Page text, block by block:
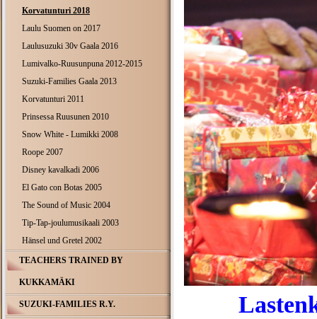
Korvatunturi 2018
Laulu Suomen on 2017
Laulusuzuki 30v Gaala 2016
Lumivalko-Ruusunpuna 2012-2015
Suzuki-Families Gaala 2013
Korvatunturi 2011
Prinsessa Ruusunen 2010
Snow White - Lumikki 2008
Roope 2007
Disney kavalkadi 2006
El Gato con Botas 2005
The Sound of Music 2004
Tip-Tap-joulumusikaali 2003
Hänsel und Gretel 2002
TEACHERS TRAINED BY
KUKKAMÄKI
SUZUKI-FAMILIES R.Y.